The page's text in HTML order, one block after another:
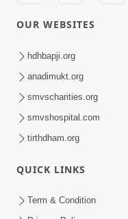
OUR WEBSITES
hdhbapji.org
anadimukt.org
smvscharities.org
smvshospital.com
tirthdham.org
QUICK LINKS
Term & Condition